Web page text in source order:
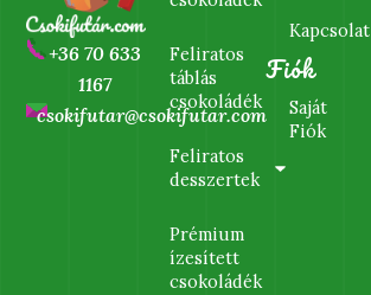
+36 70 633
1167
csokifutar@csokifutar.com
Feliratos
táblás
csokoládék
Feliratos
desszertek
Prémium
ízesített
csokoládék
Kapcsolat
Fiók
Saját
Fiók